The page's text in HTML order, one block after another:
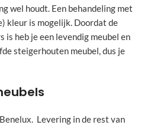
wel houdt. Een behandeling met
kleur is mogelijk. Doordat de
heb je een levendig meubel en
steigerhouten meubel, dus je
Levering in de rest van